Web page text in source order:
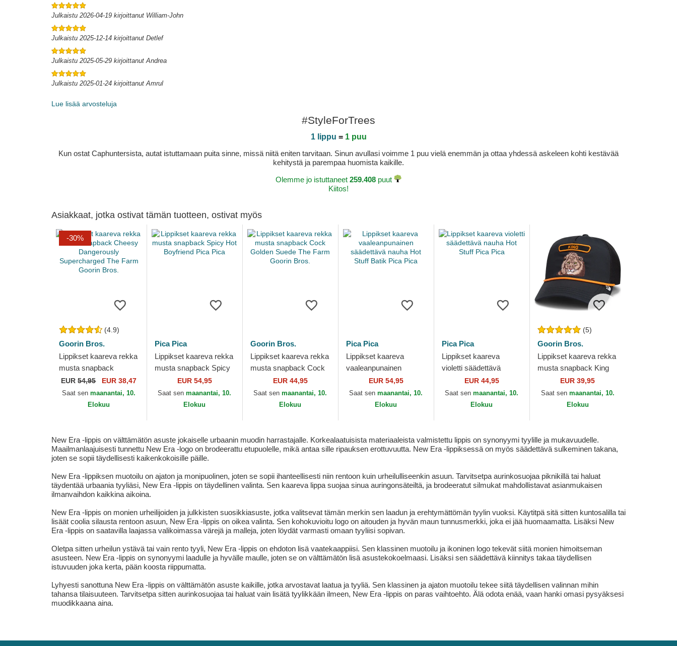
Julkaistu 2026-04-19 kirjoittanut William-John
Julkaistu 2025-12-14 kirjoittanut Detlef
Julkaistu 2025-05-29 kirjoittanut Andrea
Julkaistu 2025-01-24 kirjoittanut Amrul
Lue lisää arvosteluja
#StyleForTrees
1 lippu = 1 puu
Kun ostat Caphuntersista, autat istuttamaan puita sinne, missä niitä eniten tarvitaan. Sinun avullasi voimme 1 puu vielä enemmän ja ottaa yhdessä askeleen kohti kestävää
kehitystä ja parempaa huomista kaikille.
Olemme jo istuttaneet 259.408 puut
Kiitos!
Asiakkaat, jotka ostivat tämän tuotteen, ostivat myös
-30%
(4.9)
Goorin Bros.
Lippikset kaareva rekka
musta snapback
Cheesy Dangerously
Supercharged The
Farm Goorin Bros.
EUR54,95 EUR 38,47
Saat senmaanantai, 10.
Elokuu
Pica Pica
Lippikset kaareva rekka
musta snapback Spicy
Hot Boyfriend Pica Pica
EUR 54,95
Saat senmaanantai, 10.
Elokuu
Goorin Bros.
Lippikset kaareva rekka
musta snapback Cock
Golden Suede The
Farm Goorin Bros.
EUR 44,95
Saat senmaanantai, 10.
Elokuu
Pica Pica
Lippikset kaareva
vaaleanpunainen
säädettävä nauha Hot
Stuff Batik Pica Pica
EUR 54,95
Saat senmaanantai, 10.
Elokuu
Pica Pica
Lippikset kaareva
violetti säädettävä
nauha Hot Stuff Pica
Pica
EUR 44,95
Saat senmaanantai, 10.
Elokuu
(5)
Goorin Bros.
Lippikset kaareva rekka
musta snapback King
GB2 Lion The Rocker
The Farm Goorin Bros.
EUR 39,95
Saat sen maanantai, 10.
Elokuu
New Era -lippis on välttämätön asuste jokaiselle urbaanin muodin harrastajalle. Korkealaatuisista materiaaleista valmistettu lippis on synonyymi tyylille ja mukavuudelle.
Maailmanlaajuisesti tunnettu New Era -logo on brodeerattu etupuolelle, mikä antaa sille ripauksen erottuvuutta. New Era -lippiksessä on myös säädettävä sulkeminen takana,
joten se sopii täydellisesti kaikenkokoisille päille.
New Era -lippiksen muotoilu on ajaton ja monipuolinen, joten se sopii ihanteellisesti niin rentoon kuin urheilulliseenkin asuun. Tarvitsetpa aurinkosuojaa piknikillä tai haluat
täydentää urbaania tyyliäsi, New Era -lippis on täydellinen valinta. Sen kaareva lippa suojaa sinua auringonsäteiltä, ja brodeeratut silmukat mahdollistavat asianmukaisen
ilmanvaihdon kaikkina aikoina.
New Era -lippis on monien urheilijoiden ja julkkisten suosikkiasuste, jotka valitsevat tämän merkin sen laadun ja erehtymättömän tyylin vuoksi. Käytitpä sitä sitten kuntosalilla tai
lisäät coolia silausta rentoon asuun, New Era -lippis on oikea valinta. Sen kohokuvioitu logo on aitouden ja hyvän maun tunnusmerkki, joka ei jää huomaamatta. Lisäksi New
Era -lippis on saatavilla laajassa valikoimassa värejä ja malleja, joten löydät varmasti omaan tyyliisi sopivan.
Oletpa sitten urheilun ystävä tai vain rento tyyli, New Era -lippis on ehdoton lisä vaatekaappiisi. Sen klassinen muotoilu ja ikoninen logo tekevät siitä monien himoitseman
asusteen. New Era -lippis on synonyymi laadulle ja hyvälle maulle, joten se on välttämätön lisä asustekokoelmaasi. Lisäksi sen säädettävä kiinnitys takaa täydellisen
istuvuuden joka kerta, pään koosta riippumatta.
Lyhyesti sanottuna New Era -lippis on välttämätön asuste kaikille, jotka arvostavat laatua ja tyyliä. Sen klassinen ja ajaton muotoilu tekee siitä täydellisen valinnan mihin
tahansa tilaisuuteen. Tarvitsetpa sitten aurinkosuojaa tai haluat vain lisätä tyylikkään ilmeen, New Era -lippis on paras vaihtoehto. Älä odota enää, vaan hanki omasi pysyäksesi
muodikkaana aina.